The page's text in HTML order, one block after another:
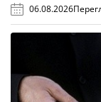
06.08.2026